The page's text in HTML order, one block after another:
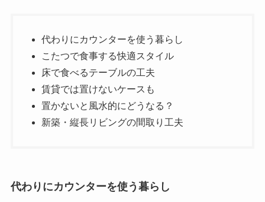
代わりにカウンターを使う暮らし
こたつで食事する快適スタイル
床で食べるテーブルの工夫
賃貸では置けないケースも
置かないと風水的にどうなる？
新築・縦長リビングの間取り工夫
代わりにカウンターを使う暮らし